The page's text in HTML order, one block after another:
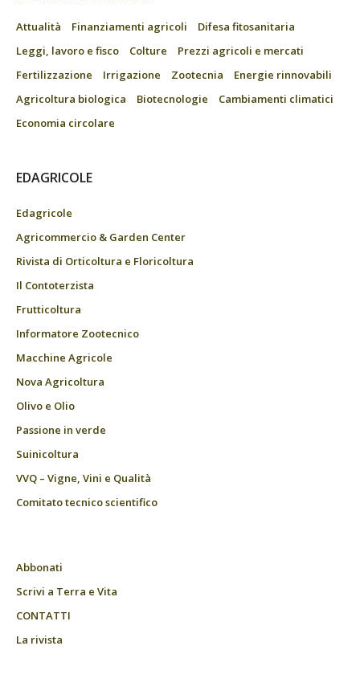
Attualità Finanziamenti agricoli
Difesa fitosanitaria
Leggi, lavoro e fisco
Colture
Prezzi agricoli e mercati
Fertilizzazione
Irrigazione Zootecnia
Energie rinnovabili
Agricoltura biologica
Biotecnologie
Cambiamenti climatici
Economia circolare
EDAGRICOLE
Edagricole
Agricommercio & Garden Center
Rivista di Orticoltura e Floricoltura
Il Contoterzista
Frutticoltura
Informatore Zootecnico
Macchine Agricole
Nova Agricoltura
Olivo e Olio
Passione in verde
Suinicoltura
VVQ – Vigne, Vini e Qualità
Comitato tecnico scientifico
Abbonati
Scrivi a Terra e Vita
CONTATTI
La rivista